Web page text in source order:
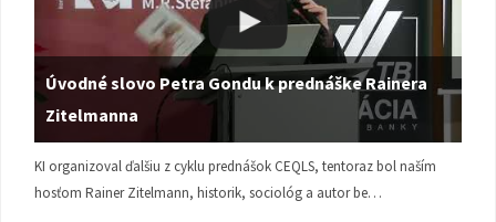
Úvodné slovo Petra Gondu k prednáške Rainera
Zitelmanna
KI organizoval ďalšiu z cyklu prednášok CEQLS, tentoraz bol naším
hosťom Rainer Zitelmann, historik, sociológ a autor be…